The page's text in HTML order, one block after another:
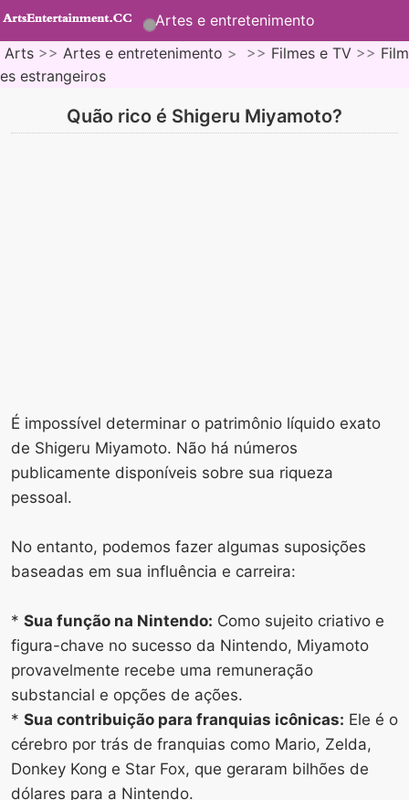
Artes e entretenimento
Arts >> Artes e entretenimento > >> Filmes e TV >> Film
es estrangeiros
Quão rico é Shigeru Miyamoto?
É impossível determinar o patrimônio líquido exato
de Shigeru Miyamoto. Não há números
publicamente disponíveis sobre sua riqueza
pessoal.
No entanto, podemos fazer algumas suposições
baseadas em sua influência e carreira:
* Sua função na Nintendo: Como sujeito criativo e
figura-chave no sucesso da Nintendo, Miyamoto
provavelmente recebe uma remuneração
substancial e opções de ações.
* Sua contribuição para franquias icônicas: Ele é o
cérebro por trás de franquias como Mario, Zelda,
Donkey Kong e Star Fox, que geraram bilhões de
dólares para a Nintendo.